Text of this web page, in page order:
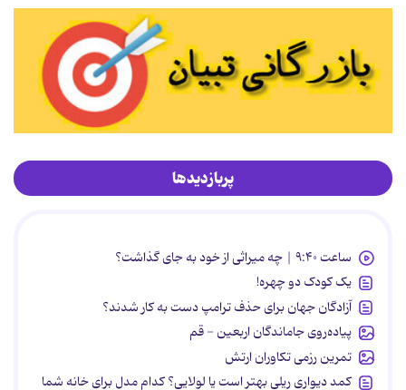
پربازدیدها
ساعت ۹:۴۰ | چه میراثی از خود به جای گذاشت؟
یک کودک دو چهره!
آزادگان جهان برای حذف ترامپ دست به کار شدند؟
پیاده‌روی جاماندگان اربعین - قم
تمرین رزمی تکاوران ارتش
کمد دیواری ریلی بهتر است یا لولایی؟ کدام مدل برای خانه شما